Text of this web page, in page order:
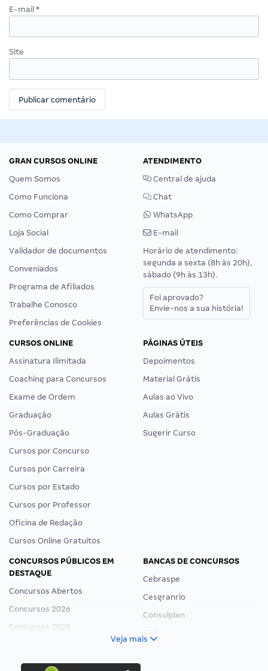
E-mail *
Site
GRAN CURSOS ONLINE
Quem Somos
Como Funciona
Como Comprar
Loja Social
Validador de documentos
Conveniados
Programa de Afiliados
Trabalhe Conosco
Preferências de Cookies
ATENDIMENTO
Central de ajuda
Chat
WhatsApp
E-mail
Horário de atendimento:
segunda a sexta (8h às 20h),
sábado (9h às 13h).
Foi aprovado?
Envie-nos a sua história!
CURSOS ONLINE
Assinatura Ilimitada
Coaching para Concursos
Exame de Ordem
Graduação
Pós-Graduação
Cursos por Concurso
Cursos por Carreira
Cursos por Estado
Cursos por Professor
Oficina de Redação
Cursos Online Gratuitos
PÁGINAS ÚTEIS
Depoimentos
Material Grátis
Aulas ao Vivo
Aulas Grátis
Sugerir Curso
CONCURSOS PÚBLICOS EM
DESTAQUE
Concursos Abertos
Concursos 2026
Concursos 2025
Concurso Ibama
BANCAS DE CONCURSOS
Cebraspe
Cesgranrio
Consulplan
Veja mais